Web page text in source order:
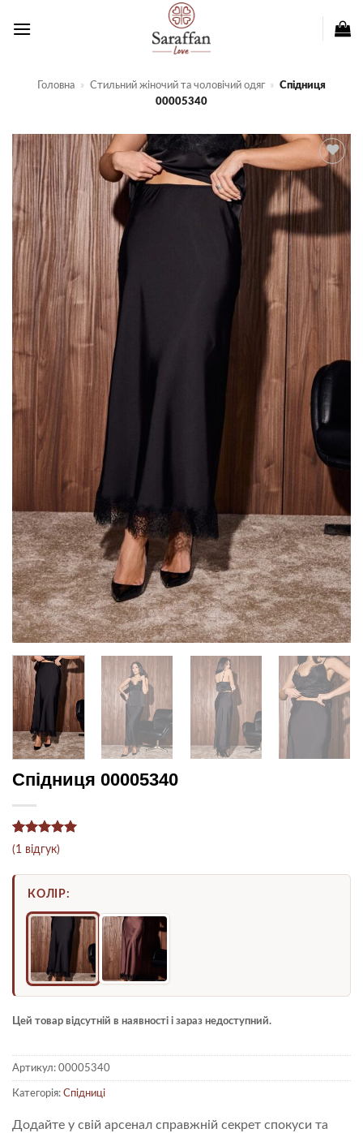
Головна » Стильний жіночий та чоловічий одяг » Спідниця
00005340
Спідниця 00005340
Рейтинг
з 5 на
основі
1
покупця
(1 відгук)
КОЛІР:
Цей товар відсутній в наявності і зараз недоступний.
Артикул: 00005340
Категорія: Спідниці
Додайте у свій арсенал справжній секрет спокуси та